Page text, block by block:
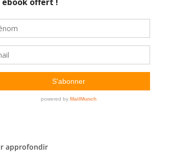
approfondir